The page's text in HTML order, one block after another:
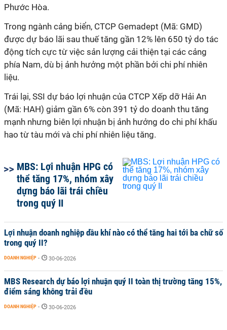
Phước Hòa.
Trong ngành cảng biển, CTCP Gemadept (Mã: GMD)
được dự báo lãi sau thuế tăng gần 12% lên 650 tỷ do tác
động tích cực từ việc sản lượng cải thiện tại các cảng
phía Nam, dù bị ảnh hưởng một phần bởi chi phí nhiên
liệu.
Trái lại, SSI dự báo lợi nhuận của CTCP Xếp dỡ Hải An
(Mã: HAH) giảm gần 6% còn 391 tỷ do doanh thu tăng
mạnh nhưng biên lợi nhuận bị ảnh hưởng do chi phí khấu
hao từ tàu mới và chi phí nhiên liệu tăng.
MBS: Lợi nhuận HPG có
thể tăng 17%, nhóm xây
dựng báo lãi trái chiều
trong quý II
Lợi nhuận doanh nghiệp dầu khí nào có thể tăng hai tới ba chữ số
trong quý II?
DOANH NGHIỆP - 30-06-2026
MBS Research dự báo lợi nhuận quý II toàn thị trường tăng 15%,
điểm sáng không trải đều
DOANH NGHIỆP - 30-06-2026